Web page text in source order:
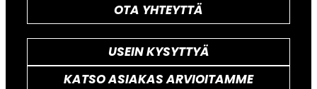
OTA YHTEYTTÄ
USEIN KYSYTTYÄ
KATSO ASIAKAS ARVIOITAMME